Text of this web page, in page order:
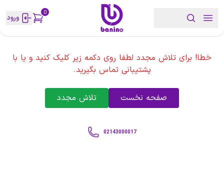
0 ورود
خطا! برای تلاش مجدد لطفا روی دکمه زیر کلیک کنید و یا با
پشتیبانی تماس بگیرید.
صفحه نخست تلاش مجدد
02143000017